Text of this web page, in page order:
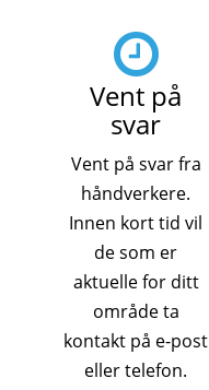
Vent på
svar
Vent på svar fra
håndverkere.
Innen kort tid vil
de som er
aktuelle for ditt
område ta
kontakt på e-post
eller telefon.